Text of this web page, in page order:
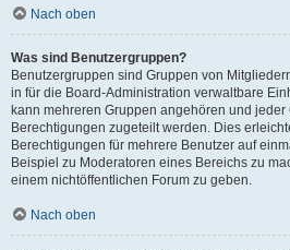
Nach oben
Was sind Benutzergruppen?
Benutzergruppen sind Gruppen von
in für die Board-Administration verwaltbare
kann mehreren Gruppen angehören und jeder
Berechtigungen zugeteilt werden. Dies
Berechtigungen für mehrere Benutzer auf
Beispiel zu Moderatoren eines Bereichs zu
einem nichtöffentlichen Forum zu geben.
Nach oben